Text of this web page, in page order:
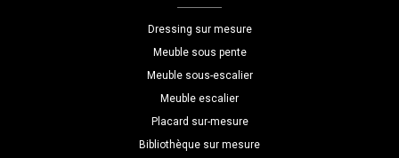
Dressing sur mesure
Meuble sous pente
Meuble sous-escalier
Meuble escalier
Placard sur-mesure
Bibliothèque sur mesure